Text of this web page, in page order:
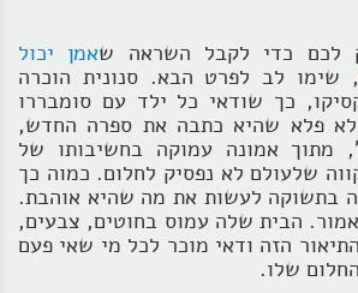
לכם כדי לקבל השראה שאמן יכול
, שימו לב לפרט הבא. סנונית הוכרה
כך שודאי כל ילד עם סומבררו
פלא שהיא כתבה את ספרה החדש,
מתוך אמונה עמוקה בחשיבותו של
שלעולם לא נפסיק לחלום. כמוה כך
בתשוקה לעשות את מה שהיא אוהבת.
הבית שלה עמוס בחוטים, צבעים,
הזה ודאי מוכר לכל מי שאי פעם
שלו.